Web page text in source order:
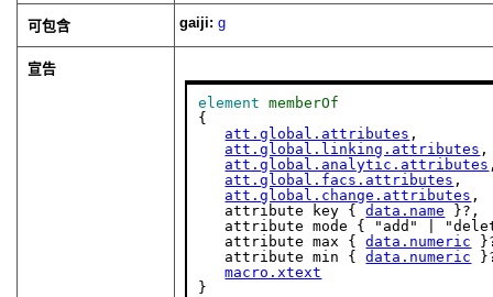
可包含 gaiji:g
宣告
element
memberOf
{
att.global.attributes ,
att.global.linking.attributes ,
att.global.analytic.attributes
att.global.facs.attributes ,
att.global.change.attributes ,
   attribute key {
data.name }?,
attribute mode { "add" |
   attribute max {
data.numeric
   attribute min {
data.numeric
macro.xtext
}